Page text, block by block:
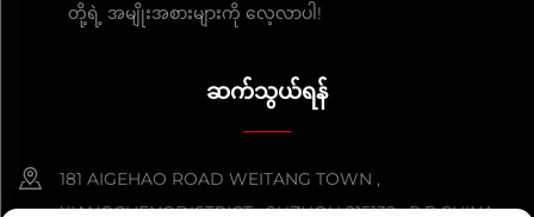
တို့ရဲ့ အမျိုးအစားများကို လေ့လာပါ!
ဆက်သွယ်ရန်
181 AIGEHAO ROAD WEITANG TOWN ,
XIANGCHENGDISTRICT , SUZHOU 215132 , P.R.CHINA